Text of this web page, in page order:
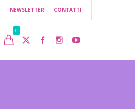
NEWSLETTER CONTATTI
0